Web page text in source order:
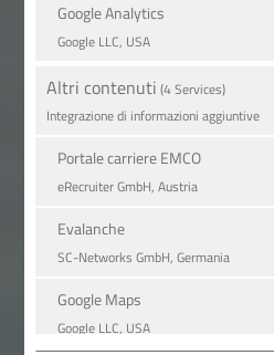
Google Analytics
Google LLC, USA
Altri contenuti (4 Services)
Integrazione di informazioni aggiuntive
Portale carriere EMCO
eRecruiter GmbH, Austria
Evalanche
SC-Networks GmbH, Germania
Google Maps
Google LLC, USA